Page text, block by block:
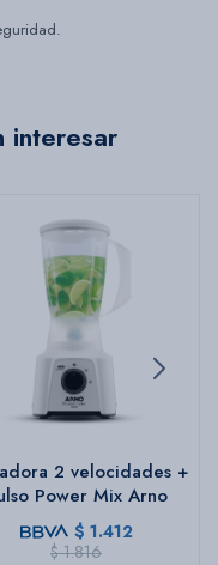
interesar
2 velocidades +
Power Mix Arno
$ 1.412
$ 1.816